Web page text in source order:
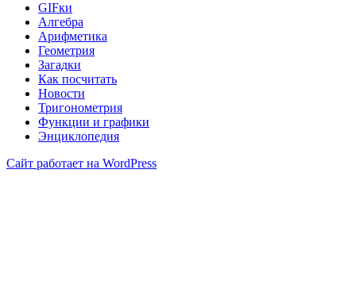
GIFки
Алгебра
Арифметика
Геометрия
Загадки
Как посчитать
Новости
Тригонометрия
Функции и графики
Энциклопедия
Сайт работает на WordPress